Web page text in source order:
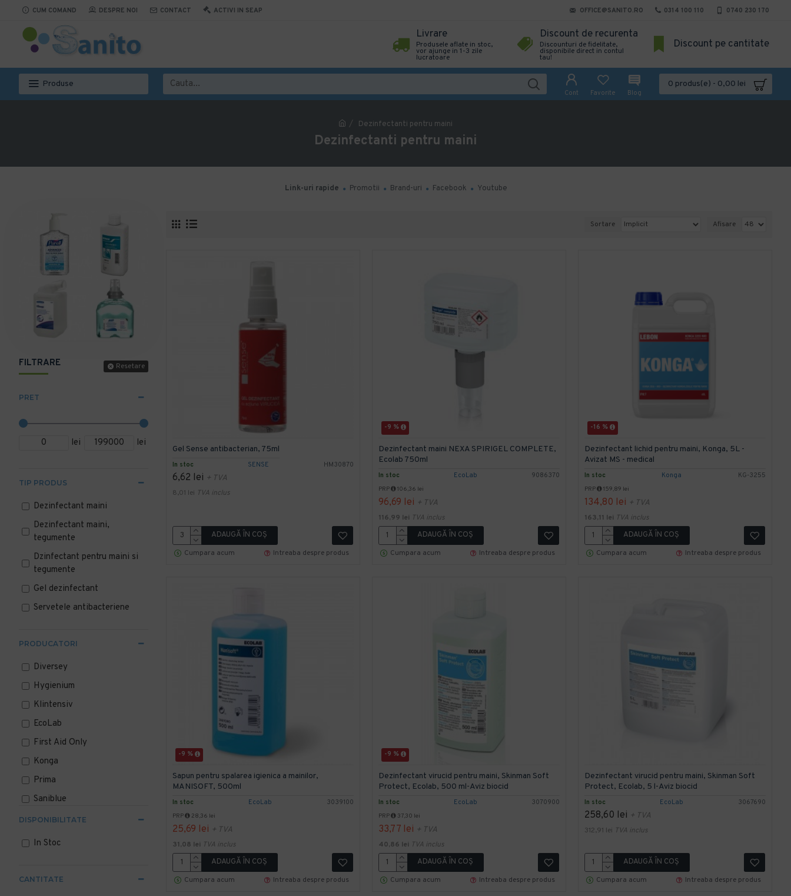
CUM COMAND DESPRE NOI CONTACT ACTIVI IN SEAP OFFICE@SANITO.RO 0314 100 110 0740 230 170
Livrare
Produsele aflate in stoc,
vor ajunge in 1-3 zile
lucratoare
Discount de recurenta
Discounturi de fidelitate,
disponibile direct in contul
tau!
Discount pe cantitate
Produse
Cont Favorite Blog
0 produs(e) - 0,00 lei
Dezinfectanti pentru maini
Dezinfectanti pentru maini
Link-uri rapide Promotii Brand-uri Facebook Youtube
FILTRARE Resetare
PRET
lei lei
PRODUCATORI
Diversey
Hygienium
Klintensiv
EcoLab
First Aid Only
Konga
Prima
Saniblue
SENSE
Sense Emergency
CANTITATE
TIP PRODUS
Dezinfectant maini
Dezinfectant maini,
tegumente
Dzinfectant pentru maini si
tegumente
Gel dezinfectant
Servetele antibacteriene
DISPONIBILITATE
In Stoc
Sortare Afisare
In stoc SENSE HM30870
Gel Sense antibacterian, 75ml
6,62 lei + TVA
8,01 lei TVA inclus
ADAUGĂ ÎN COŞ
Cumpara acum
Intreaba despre produs
-9 %
In stoc EcoLab 9086370
Dezinfectant maini NEXA SPIRIGEL COMPLETE,
Ecolab 750ml
PRP 106,36 lei
96,69 lei + TVA
116,99 lei TVA inclus
ADAUGĂ ÎN COŞ
Cumpara acum
Intreaba despre produs
-16 %
In stoc Konga KG-3255
Dezinfectant lichid pentru maini, Konga, 5L -
Avizat MS - medical
PRP 159,89 lei
134,80 lei + TVA
163,11 lei TVA inclus
ADAUGĂ ÎN COŞ
Cumpara acum
Intreaba despre produs
-9 %
In stoc EcoLab 3039100
Sapun pentru spalarea igienica a mainilor,
MANISOFT, 500ml
PRP 28,36 lei
25,69 lei + TVA
31,08 lei TVA inclus
ADAUGĂ ÎN COŞ
Cumpara acum
Intreaba despre produs
-9 %
In stoc EcoLab 3070900
Dezinfectant virucid pentru maini, Skinman Soft
Protect, Ecolab, 500 ml-Aviz biocid
PRP 37,30 lei
33,77 lei + TVA
40,86 lei TVA inclus
ADAUGĂ ÎN COŞ
Cumpara acum
Intreaba despre produs
In stoc EcoLab 3067690
Dezinfectant virucid pentru maini, Skinman Soft
Protect, Ecolab, 5 l-Aviz biocid
258,60 lei + TVA
312,91 lei TVA inclus
ADAUGĂ ÎN COŞ
Cumpara acum
Intreaba despre produs